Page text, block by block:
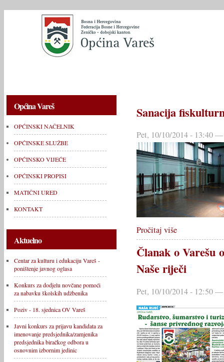
Općina Vareš
OPĆINSKI NAČELNIK
OPĆINSKE SLUŽBE
OPĆINSKO VIJEĆE
OPĆINSKI PROPISI
MATIČNI URED
KONTAKT
Aktuelno
Centar za kulturu i edukaciju Vareš -
poništenje javnog oglasa
Konkurs za dodjelu novčane pomoći
za nabavku školskih udžbenika
Poziv - 18. sjednica OV Vareš
Javni konkurs za prijavu kandidata za
imenovanje predsjednika/zamjenika
predsjednika biračkog odbora u
osnovnim izbornim jedinic
Sanacija
Pet, 10/10/2014 - 13:40
Pročitaj više
Članak o Varešu
Naše riječi
Pet, 10/10/2014 - 12:50